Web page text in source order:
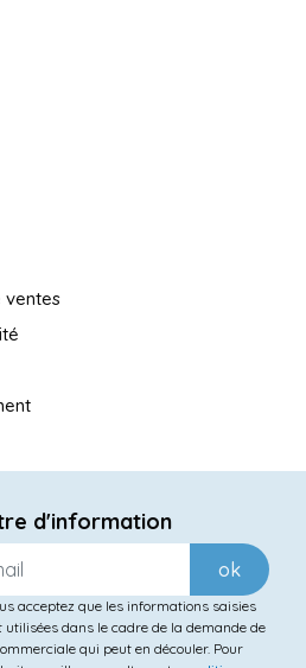
ventes
d'information
ok
acceptez que les informations saisies
dans le cadre de la demande de
qui peut en découler. Pour